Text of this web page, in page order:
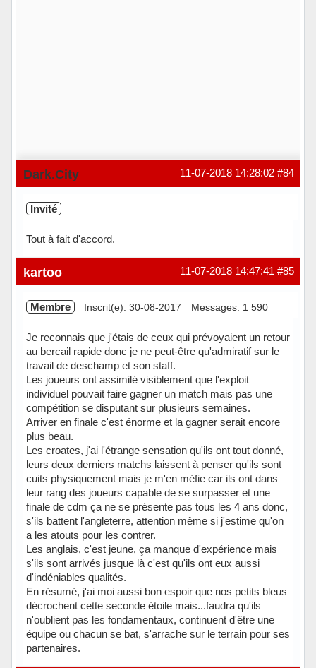
#84
11-07-2018 14:28:02
Dark.City
Invité
Tout à fait d'accord.
#85
11-07-2018 14:47:41
kartoo
Membre Inscrit(e): 30-08-2017 Messages: 1 590
Je reconnais que j'étais de ceux qui prévoyaient un retour
au bercail rapide donc je ne peut-être qu'admiratif sur le
travail de deschamp et son staff.
Les joueurs ont assimilé visiblement que l'exploit
individuel pouvait faire gagner un match mais pas une
compétition se disputant sur plusieurs semaines.
Arriver en finale c'est énorme et la gagner serait encore
plus beau.
Les croates, j'ai l'étrange sensation qu'ils ont tout donné,
leurs deux derniers matchs laissent à penser qu'ils sont
cuits physiquement mais je m'en méfie car ils ont dans
leur rang des joueurs capable de se surpasser et une
finale de cdm ça ne se présente pas tous les 4 ans donc,
s'ils battent l'angleterre, attention même si j'estime qu'on
a les atouts pour les contrer.
Les anglais, c'est jeune, ça manque d'expérience mais
s'ils sont arrivés jusque là c'est qu'ils ont eux aussi
d'indéniables qualités.
En résumé, j'ai moi aussi bon espoir que nos petits bleus
décrochent cette seconde étoile mais...faudra qu'ils
n'oublient pas les fondamentaux, continuent d'être une
équipe ou chacun se bat, s'arrache sur le terrain pour ses
partenaires.